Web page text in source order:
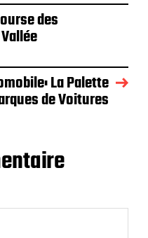
des
La Palette
de Voitures